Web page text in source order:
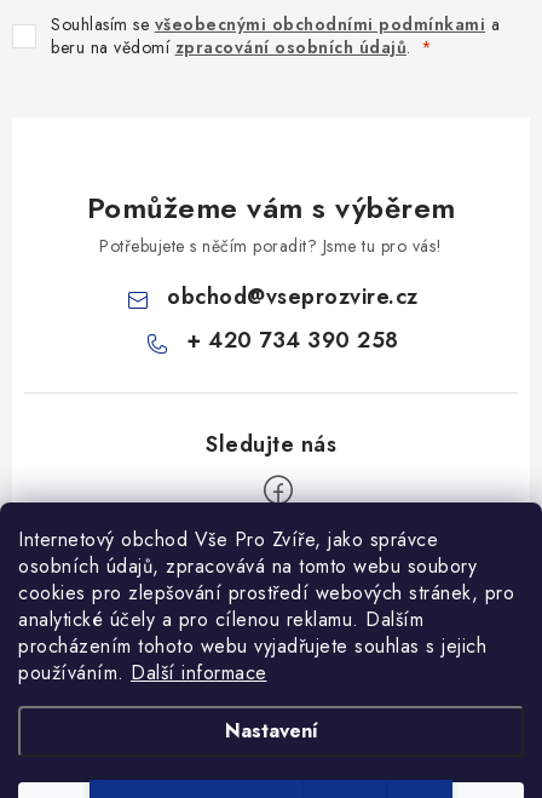
Internetový obchod Vše Pro Zvíře, jako správce
osobních údajů, zpracovává na tomto webu soubory
cookies pro zlepšování prostředí webových stránek, pro
analytické účely a pro cílenou reklamu. Dalším
procházením tohoto webu vyjadřujete souhlas s jejich
používáním. Další informace
Nastavení
Souhlasím se všeobecnými obchodními podmínkami a
beru na vědomí zpracování osobních údajů.
Pomůžeme vám s výběrem
Potřebujete s něčím poradit? Jsme tu pro vás!
obchod@vseprozvire.cz
+ 420 734 390 258
Informace pro Vás
Ceník dopravy
Kontakty
Obchodní podmínky
Heuréka recenze